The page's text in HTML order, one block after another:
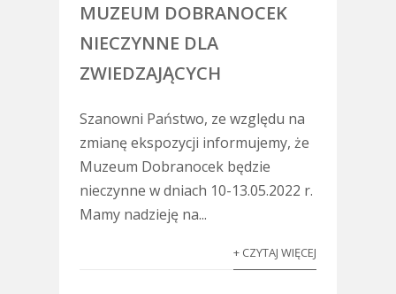
MUZEUM DOBRANOCEK
NIECZYNNE DLA
ZWIEDZAJĄCYCH
Szanowni Państwo, ze względu na
zmianę ekspozycji informujemy, że
Muzeum Dobranocek będzie
nieczynne w dniach 10-13.05.2022 r.
Mamy nadzieję na...
+ CZYTAJ WIĘCEJ